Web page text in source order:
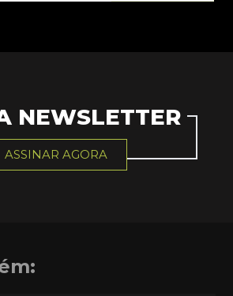
NEWSLETTER
ASSINAR AGORA